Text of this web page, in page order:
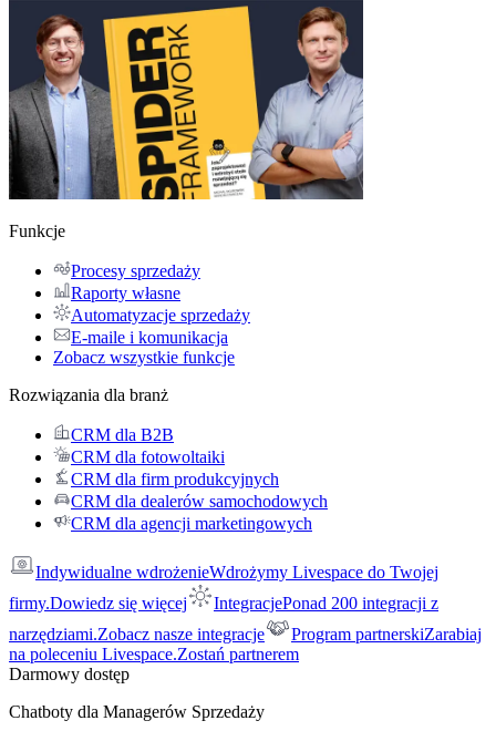
Funkcje
Procesy sprzedaży
Raporty własne
Automatyzacje sprzedaży
E-maile i komunikacja
Zobacz wszystkie funkcje
Rozwiązania dla branż
CRM dla B2B
CRM dla fotowoltaiki
CRM dla firm produkcyjnych
CRM dla dealerów samochodowych
CRM dla agencji marketingowych
Indywidualne wdrożenieWdrożymy Livespace do Twojej
firmy.Dowiedz się więcej IntegracjePonad 200 integracji z
narzędziami.Zobacz nasze integracje Program partnerskiZarabiaj
na poleceniu Livespace.Zostań partnerem
Darmowy dostęp
Chatboty dla Managerów Sprzedaży